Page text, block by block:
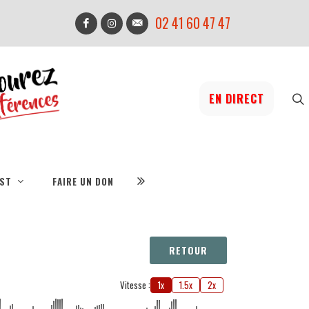
02 41 60 47 47
EN DIRECT
FAIRE UN DON
RETOUR
Vitesse : 1x 1.5x 2x